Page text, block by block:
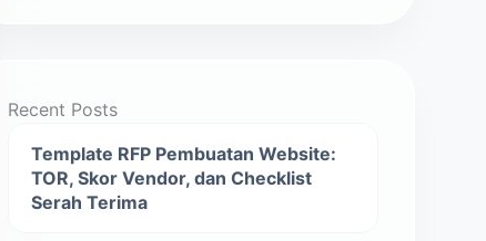
Recent Posts
Template RFP Pembuatan Website:
TOR, Skor Vendor, dan Checklist
Serah Terima